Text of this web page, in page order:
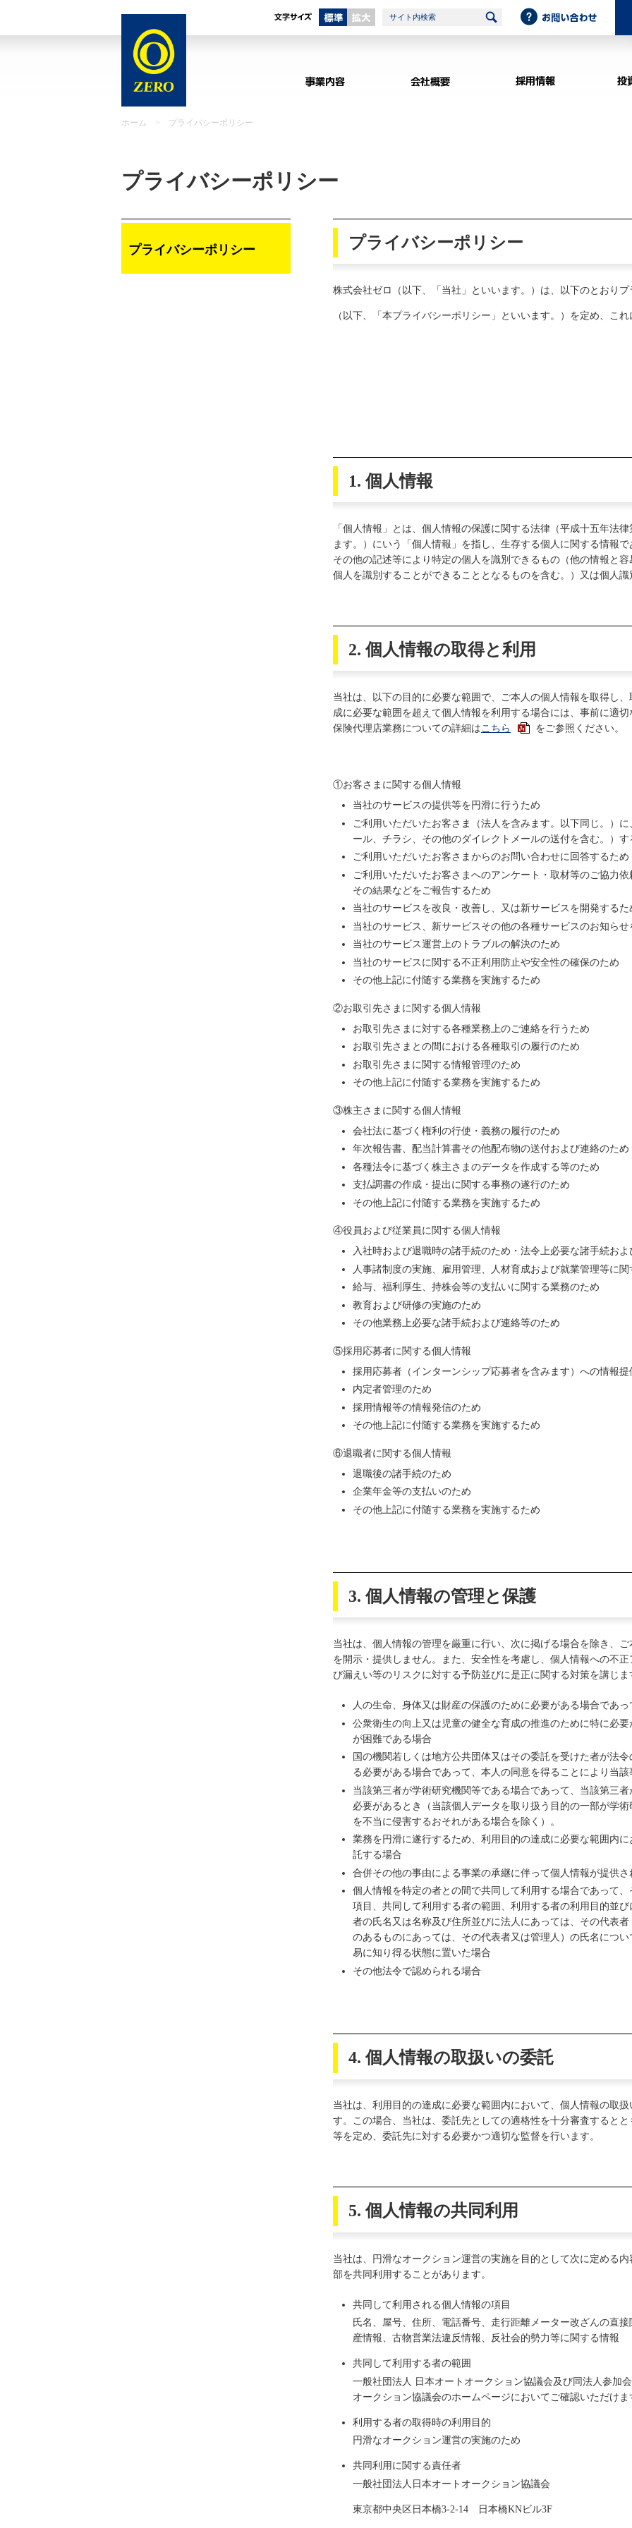
拡大
サイト内検索
ホーム > プライバシーポリシー
プライバシーポリシー
プライバシーポリシー
株式会社ゼロ（以下、「当社」といいます。）は、以下のとおり
（以下、「本プライバシーポリシー」といいます。）を定め、こ
1. 個人情報
「個人情報」とは、個人情報の保護に関する法律（平成十五年法
ます。）にいう「個人情報」を指し、生存する個人に関する情報
その他の記述等により特定の個人を識別できるもの（他の情報と
個人を識別することができることとなるものを含む。）又は個人識
2. 個人情報の取得と利用
当社は、以下の目的に必要な範囲で、ご本人の個⼈情報を取得し
成に必要な範囲を超えて個⼈情報を利⽤する場合には、事前に適
保険代理店業務についての詳細はこちら をご参照ください。
①お客さまに関する個人情報
当社のサービスの提供等を円滑に行うため
ご利用いただいたお客さま（法人を含みます。以下同じ。）
ール、チラシ、その他のダイレクトメールの送付を含む。）す
ご利用いただいたお客さまからのお問い合わせに回答するため
ご利用いただいたお客さまへのアンケート・取材等のご協力
その結果などをご報告するため
当社のサービスを改良・改善し、又は新サービスを開発するた
当社のサービス、新サービスその他の各種サービスのお知ら
当社のサービス運営上のトラブルの解決のため
当社のサービスに関する不正利用防止や安全性の確保のため
その他上記に付随する業務を実施するため
②お取引先さまに関する個人情報
お取引先さまに対する各種業務上のご連絡を行うため
お取引先さまとの間における各種取引の履行のため
お取引先さまに関する情報管理のため
その他上記に付随する業務を実施するため
③株主さまに関する個人情報
会社法に基づく権利の行使・義務の履行のため
年次報告書、配当計算書その他配布物の送付および連絡のため
各種法令に基づく株主さまのデータを作成する等のため
支払調書の作成・提出に関する事務の遂行のため
その他上記に付随する業務を実施するため
④役員および従業員に関する個人情報
入社時および退職時の諸手続のため・法令上必要な諸手続お
人事諸制度の実施、雇用管理、人材育成および就業管理等に
給与、福利厚生、持株会等の支払いに関する業務のため
教育および研修の実施のため
その他業務上必要な諸手続および連絡等のため
⑤採用応募者に関する個人情報
採用応募者（インターンシップ応募者を含みます）への情報
内定者管理のため
採用情報等の情報発信のため
その他上記に付随する業務を実施するため
⑥退職者に関する個人情報
退職後の諸手続のため
企業年金等の支払いのため
その他上記に付随する業務を実施するため
3. 個人情報の管理と保護
当社は、個人情報の管理を厳重に行い、次に掲げる場合を除き、
を開示・提供しません。また、安全性を考慮し、個人情報への不
び漏えい等のリスクに対する予防並びに是正に関する対策を講じま
人の生命、身体又は財産の保護のために必要がある場合であ
公衆衛生の向上又は児童の健全な育成の推進のために特に必
が困難である場合
国の機関若しくは地方公共団体又はその委託を受けた者が法
る必要がある場合であって、本人の同意を得ることにより当
当該第三者が学術研究機関等である場合であって、当該第三
必要があるとき（当該個人データを取り扱う目的の一部が学
を不当に侵害するおそれがある場合を除く）。
業務を円滑に遂行するため、利用目的の達成に必要な範囲内
託する場合
合併その他の事由による事業の承継に伴って個人情報が提供さ
個人情報を特定の者との間で共同して利用する場合であって
項目、共同して利用する者の範囲、利用する者の利用目的並
者の氏名又は名称及び住所並びに法人にあっては、その代表
のあるものにあっては、その代表者又は管理人）の氏名につ
易に知り得る状態に置いた場合
その他法令で認められる場合
4. 個人情報の取扱いの委託
当社は、利用目的の達成に必要な範囲内において、個人情報の取
す。この場合、当社は、委託先としての適格性を十分審査すると
等を定め、委託先に対する必要かつ適切な監督を行います。
5. 個人情報の共同利用
当社は、円滑なオークション運営の実施を目的として次に定める
部を共同利用することがあります。
共同して利用される個人情報の項目
氏名、屋号、住所、電話番号、走行距離メーター改ざんの直
産情報、古物営業法違反情報、反社会的勢力等に関する情報
共同して利用する者の範囲
一般社団法人 日本オートオークション協議会及び同法人参加
オークション協議会のホームページにおいてご確認いただけま
利用する者の取得時の利用目的
円滑なオークション運営の実施のため
共同利用に関する責任者
一般社団法人日本オートオークション協議会
東京都中央区日本橋3-2-14 日本橋KNビル3F
プライバシーポリシー